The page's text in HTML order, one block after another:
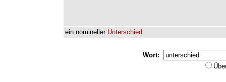
ein nomineller Unterschied
Wort: